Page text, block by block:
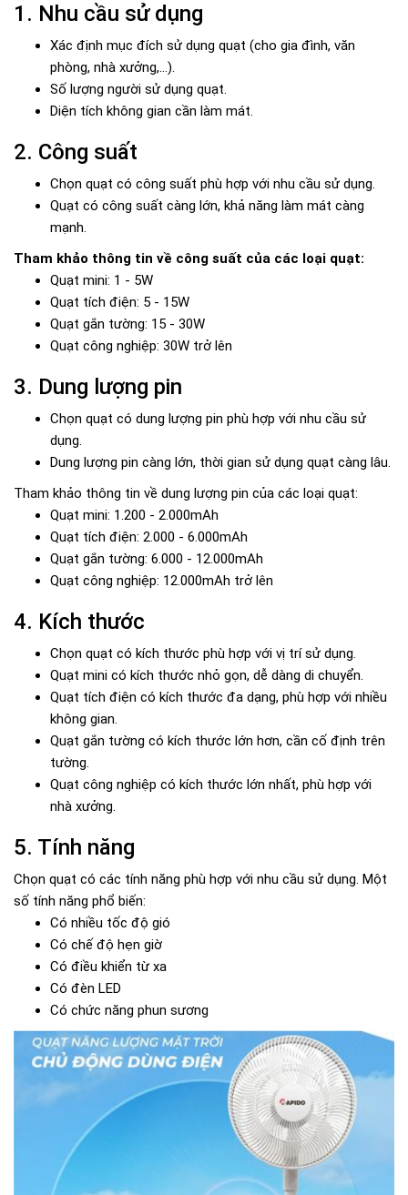
1. Nhu cầu sử dụng
Xác định mục đích sử dụng quạt (cho gia đình, văn
phòng, nhà xưởng,...).
Số lượng người sử dụng quạt.
Diện tích không gian cần làm mát.
2. Công suất
Chọn quạt có công suất phù hợp với nhu cầu sử dụng.
Quạt có công suất càng lớn, khả năng làm mát càng
mạnh.
Tham khảo thông tin về công suất của các loại quạt:
Quạt mini: 1 - 5W
Quạt tích điện: 5 - 15W
Quạt gắn tường: 15 - 30W
Quạt công nghiệp: 30W trở lên
3. Dung lượng pin
Chọn quạt có dung lượng pin phù hợp với nhu cầu sử
dụng.
Dung lượng pin càng lớn, thời gian sử dụng quạt càng lâu.
Tham khảo thông tin về dung lượng pin của các loại quạt:
Quạt mini: 1.200 - 2.000mAh
Quạt tích điện: 2.000 - 6.000mAh
Quạt gắn tường: 6.000 - 12.000mAh
Quạt công nghiệp: 12.000mAh trở lên
4. Kích thước
Chọn quạt có kích thước phù hợp với vị trí sử dụng.
Quạt mini có kích thước nhỏ gọn, dễ dàng di chuyển.
Quạt tích điện có kích thước đa dạng, phù hợp với nhiều
không gian.
Quạt gắn tường có kích thước lớn hơn, cần cố định trên
tường.
Quạt công nghiệp có kích thước lớn nhất, phù hợp với
nhà xưởng.
5. Tính năng
Chọn quạt có các tính năng phù hợp với nhu cầu sử dụng. Một
số tính năng phổ biến:
Có nhiều tốc độ gió
Có chế độ hẹn giờ
Có điều khiển từ xa
Có đèn LED
Có chức năng phun sương